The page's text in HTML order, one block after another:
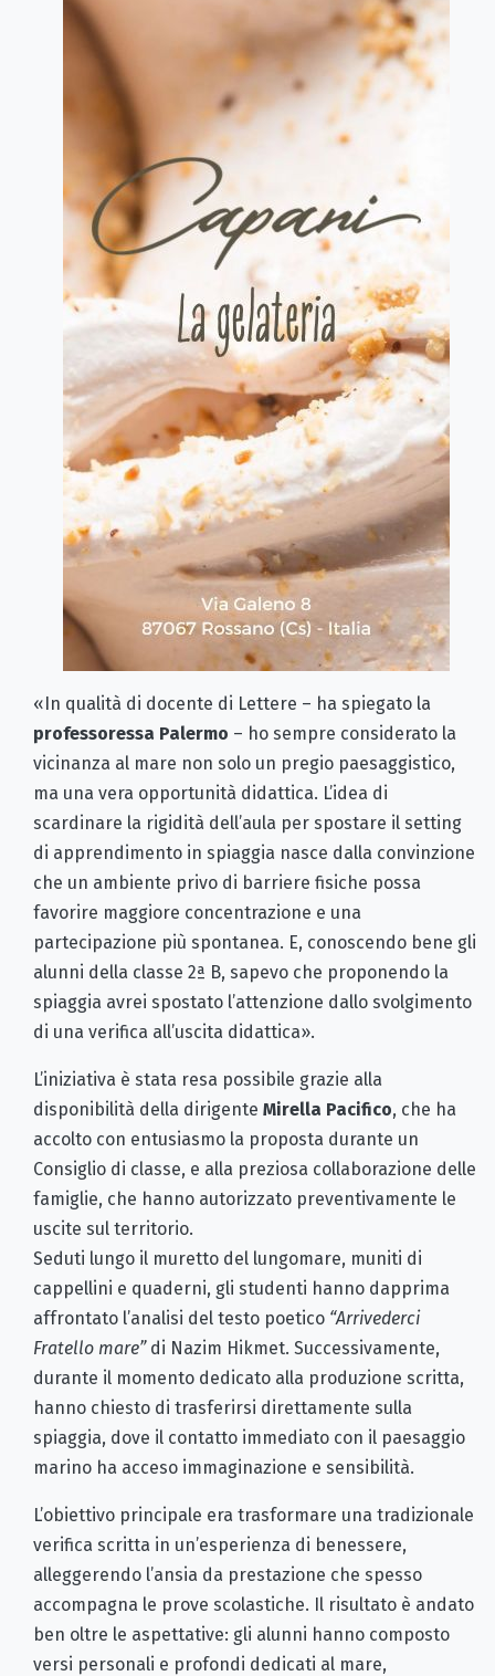
«In qualità di docente di Lettere – ha spiegato la
professoressa Palermo – ho sempre considerato la
vicinanza al mare non solo un pregio paesaggistico,
ma una vera opportunità didattica. L’idea di
scardinare la rigidità dell’aula per spostare il setting
di apprendimento in spiaggia nasce dalla convinzione
che un ambiente privo di barriere fisiche possa
favorire maggiore concentrazione e una
partecipazione più spontanea. E, conoscendo bene gli
alunni della classe 2ª B, sapevo che proponendo la
spiaggia avrei spostato l’attenzione dallo svolgimento
di una verifica all’uscita didattica».
L’iniziativa è stata resa possibile grazie alla
disponibilità della dirigente Mirella Pacifico, che ha
accolto con entusiasmo la proposta durante un
Consiglio di classe, e alla preziosa collaborazione delle
famiglie, che hanno autorizzato preventivamente le
uscite sul territorio.
Seduti lungo il muretto del lungomare, muniti di
cappellini e quaderni, gli studenti hanno dapprima
affrontato l’analisi del testo poetico “Arrivederci
Fratello mare”di Nazim Hikmet. Successivamente,
durante il momento dedicato alla produzione scritta,
hanno chiesto di trasferirsi direttamente sulla
spiaggia, dove il contatto immediato con il paesaggio
marino ha acceso immaginazione e sensibilità.
L’obiettivo principale era trasformare una tradizionale
verifica scritta in un’esperienza di benessere,
alleggerendo l’ansia da prestazione che spesso
accompagna le prove scolastiche. Il risultato è andato
ben oltre le aspettative: gli alunni hanno composto
versi personali e profondi dedicati al mare,